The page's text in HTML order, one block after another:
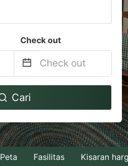
Check out
Navigate
to
interact
with
the
Cari
Peta Fasilitas Kisaran